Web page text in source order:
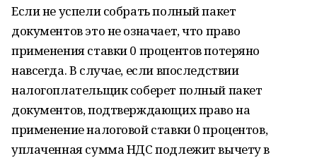
Если не успели собрать полный пакет
документов это не означает, что право
применения ставки 0 процентов потеряно
навсегда. В случае, если впоследствии
налогоплательщик соберет полный пакет
документов, подтверждающих право на
применение налоговой ставки 0 процентов,
уплаченная сумма НДС подлежит вычету в